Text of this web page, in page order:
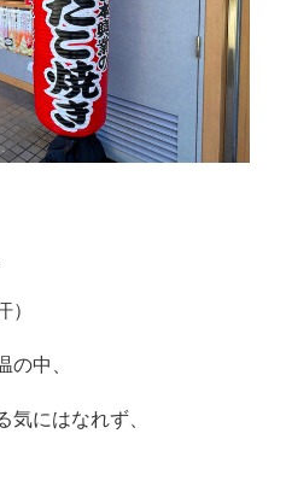
）
の中、
気にはなれず、